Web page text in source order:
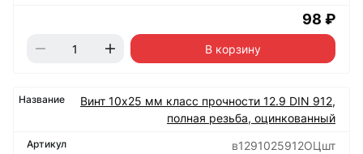
98 ₽
В корзину
Винт 10х25 мм класс прочности 12.9 DIN 912,
полная резьба, оцинкованный
в1291025912ОЦшт